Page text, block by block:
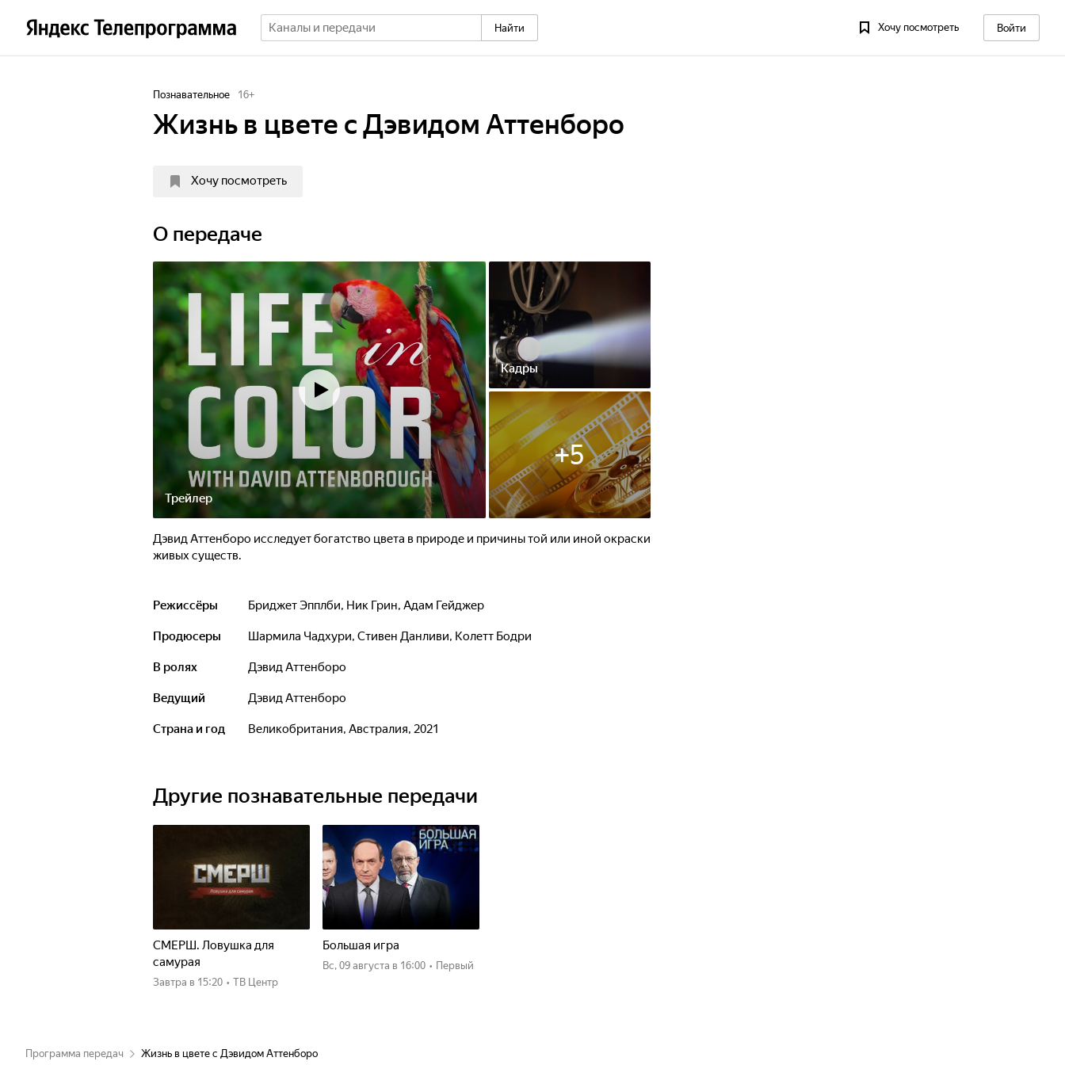
Найти Хочу посмотреть Войти
Познавательное 16+
Жизнь в цвете с Дэвидом Аттенборо
Хочу посмотреть
О передаче
Трейлер
Кадры
+5
Дэвид Аттенборо исследует богатство цвета в природе и причины той или иной окраски
живых существ.
Режиссёры Бриджет Эпплби, Ник Грин, Адам Гейджер
Продюсеры Шармила Чадхури, Стивен Данливи, Колетт Бодри
В ролях Дэвид Аттенборо
Ведущий Дэвид Аттенборо
Страна и год Великобритания, Австралия, 2021
Другие познавательные передачи
СМЕРШ. Ловушка для
самурая
Завтра в 15:20 • ТВ Центр
Большая игра
вс, 09 августа в 16:00 • Первый
Программа передач Жизнь в цвете с Дэвидом Аттенборо